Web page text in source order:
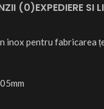
(0)EXPEDIERE SI
inox pentru fabricarea